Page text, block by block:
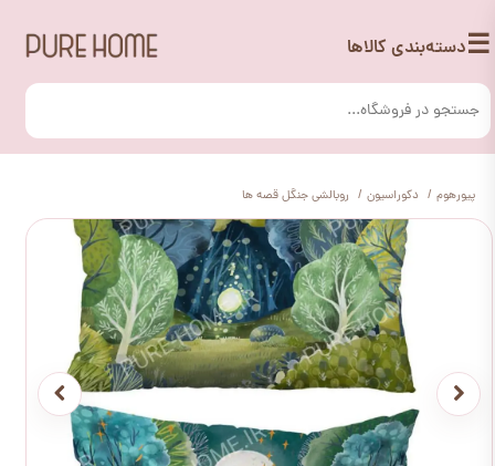
☰دسته‌بندی کالاها
پیورهوم دکوراسیون روبالشی جنگل قصه ها